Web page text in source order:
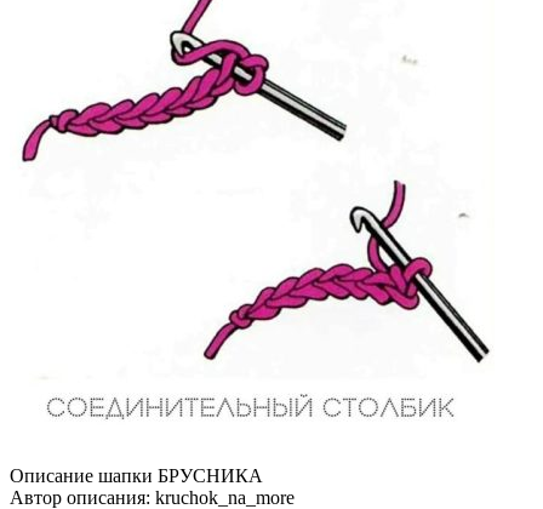
Описание шапки БРУСНИКА
Автор описания: kruchok_na_more